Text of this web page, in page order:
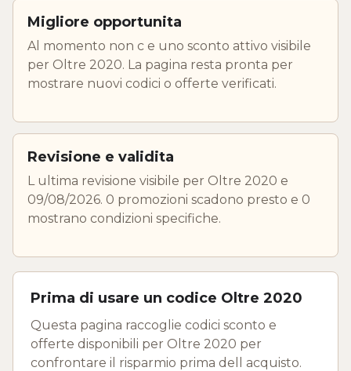
Migliore opportunita
Al momento non c e uno sconto attivo visibile
per Oltre 2020. La pagina resta pronta per
mostrare nuovi codici o offerte verificati.
Revisione e validita
L ultima revisione visibile per Oltre 2020 e
09/08/2026. 0 promozioni scadono presto e 0
mostrano condizioni specifiche.
Prima di usare un codice Oltre 2020
Questa pagina raccoglie codici sconto e
offerte disponibili per Oltre 2020 per
confrontare il risparmio prima dell acquisto.